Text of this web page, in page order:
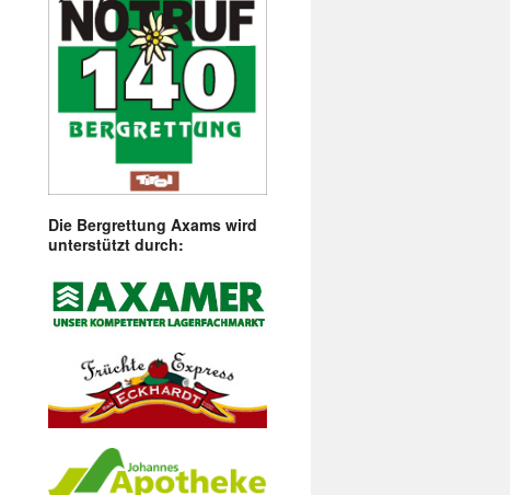
Die Bergrettung Axams wird
unterstützt durch: